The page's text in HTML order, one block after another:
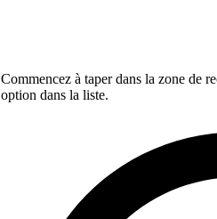
Commencez à taper dans la zone de
option dans la liste.